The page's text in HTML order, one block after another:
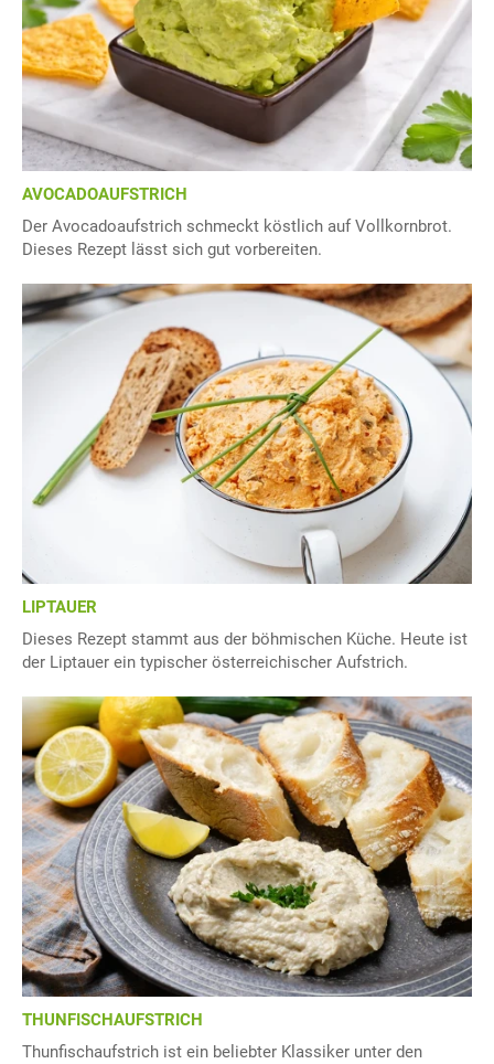
AVOCADOAUFSTRICH
Der Avocadoaufstrich schmeckt köstlich auf Vollkornbrot.
Dieses Rezept lässt sich gut vorbereiten.
LIPTAUER
Dieses Rezept stammt aus der böhmischen Küche. Heute ist
der Liptauer ein typischer österreichischer Aufstrich.
THUNFISCHAUFSTRICH
Thunfischaufstrich ist ein beliebter Klassiker unter den